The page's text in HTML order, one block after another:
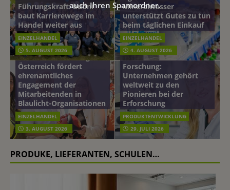
Führungskraft: budni
baut Karrierewege im
Handel weiter aus
EINZELHANDEL
5. AUGUST 2026
Mineralwasser
unterstützt Gutes zu tun
beim täglichen Einkauf
EINZELHANDEL
4. AUGUST 2026
mehr vom leben tag: dm
Österreich fördert
ehrenamtliches
Engagement der
Mitarbeitenden in
Blaulicht-Organisationen
EINZELHANDEL
3. AUGUST 2026
Beiersdorf
Hautmikrobiom-
Forschung:
Unternehmen gehört
weltweit zu den
Pionieren bei der
Erforschung
PRODUKTENTWICKLUNG
29. JULI 2026
PRODUKE, LIEFERANTEN, SCHULEN…
auch Ihren Spamordner.